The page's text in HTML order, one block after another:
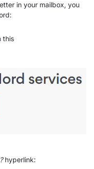
in your mailbox, you
this
hyperlink: